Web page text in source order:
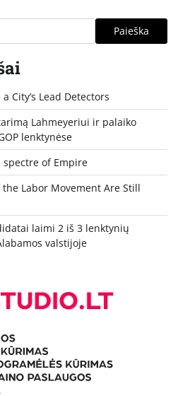
Paieška
City’s Lead Detectors
Lahmeyeriui ir palaiko
lenktynėse
of Empire
Labor Movement Are Still
laimi 2 iš 3 lenktynių
valstijoje